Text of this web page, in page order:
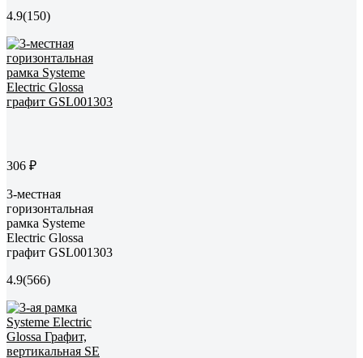
4.9(150)
306 ₽
3-местная
горизонтальная
рамка Systeme
Electric Glossa
графит GSL001303
4.9(566)